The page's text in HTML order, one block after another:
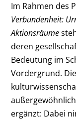
Im Rahmen des
Verbundenheit:
Aktionsräume
deren
Bedeutung im
Vordergrund.
ergänzt: Dabei